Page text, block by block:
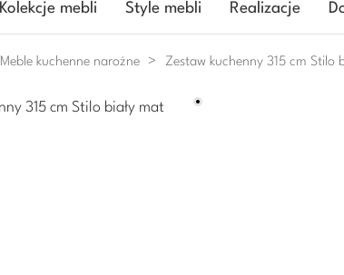
Kolekcje mebli Style mebli Realizacje
Meble kuchenne narożne Zestaw kuchenny 315 cm Stilo